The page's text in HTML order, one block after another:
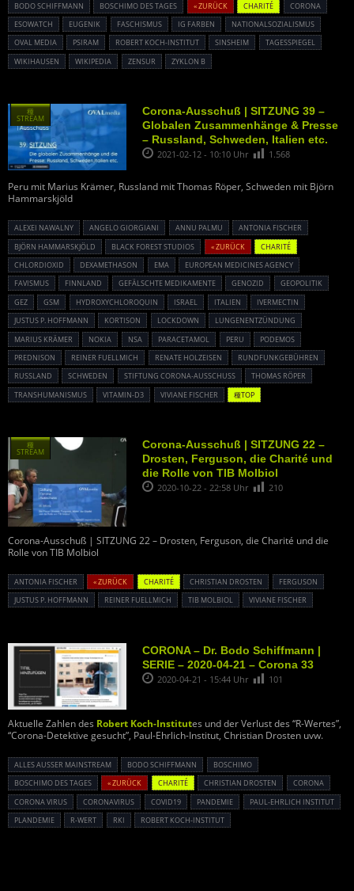
BODO SCHIFFMANN
BOSCHIMO DES TAGES « ZURÜCK CHARITÉ
CORONA
ESOWATCH
EUGENIK FASCHISMUS IG FARBEN
NATIONALSOZIALISMUS
OVAL MEDIA
PSIRAM ROBERT KOCH-INSTITUT SINSHEIM
TAGESSPIEGEL
WIKIHAUSEN
WIKIPEDIA ZENSUR ZYKLON B
Corona-Ausschuß | SITZUNG 39 –
Globalen Zusammenhänge & Presse
– Russland, Schweden, Italien etc.
2021-02-12 - 10:10 Uhr 1.568
Peru mit Marius Krämer, Russland mit Thomas Röper, Schweden mit Björn
Hammarskjöld
ALEXEI NAWALNY ANGELO GIORGIANI ANNU PALMU
ANTONIA FISCHER
BJÖRN HAMMARSKJÖLD
BLACK FOREST STUDIOS « ZURÜCK
CHARITÉ
CHLORDIOXID
DEXAMETHASON EMA
EUROPEAN MEDICINES AGENCY
FAVISMUS
FINNLAND GEFÄLSCHTE MEDIKAMENTE GENOZID
GEOPOLITIK
GEZ
GSM HYDROXYCHLOROQUIN ISRAEL ITALIEN
IVERMECTIN
JUSTUS P. HOFFMANN
KORTISON LOCKDOWN
LUNGENENTZÜNDUNG
MARIUS KRÄMER
NOKIA NSA PARACETAMOL PERU
PODEMOS
PREDNISON
REINER FUELLMICH RENATE HOLZEISEN
RUNDFUNKGEBÜHREN
RUSSLAND
SCHWEDEN STIFTUNG CORONA-AUSSCHUSS
THOMAS RÖPER
TRANSHUMANISMUS
VITAMIN-D3 VIVIANE FISCHER
種
STREAM
種TOP
Corona-Ausschuß | SITZUNG 22 –
Drosten, Ferguson, die Charité und
die Rolle von TIB Molbiol
2020-10-22 - 22:58 Uhr 210
Corona-Ausschuß | SITZUNG 22 – Drosten, Ferguson, die Charité und die
Rolle von TIB Molbiol
ANTONIA FISCHER « ZURÜCK CHARITÉ CHRISTIAN DROSTEN
FERGUSON
JUSTUS P. HOFFMANN
REINER FUELLMICH TIB MOLBIOL VIVIANE FISCHER
種
STREAM
CORONA – Dr. Bodo Schiffmann |
SERIE – 2020-04-21 – Corona 33
2020-04-21 - 15:44 Uhr 101
Aktuelle Zahlen des Robert Koch-Institutes und der Verlust des “R-Wertes”,
“Corona-Detektive gesucht”, Paul-Ehrlich-Institut, Christian Drosten uvw.
ALLES AUSSER MAINSTREAM BODO SCHIFFMANN
BOSCHIMO
BOSCHIMO DES TAGES
« ZURÜCK CHARITÉ CHRISTIAN DROSTEN
CORONA
CORONA VIRUS
CORONAVIRUS COVID19 PANDEMIE
PAUL-EHRLICH INSTITUT
PLANDEMIE
R-WERT RKI ROBERT KOCH-INSTITUT